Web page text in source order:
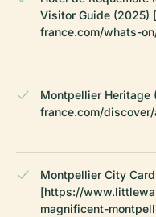
Visitor Guide
france.com/whats-
Montpellier
france.com/
Montpellier City
[https://
magnificent-